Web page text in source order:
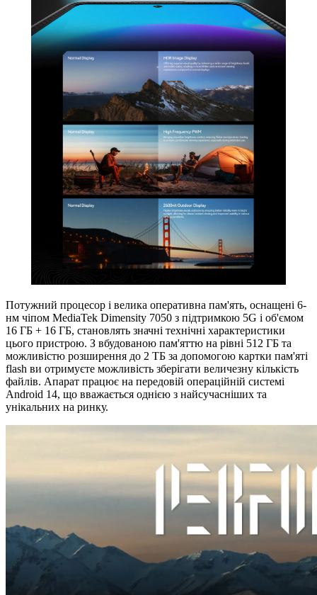
Потужний процесор і велика оперативна пам'ять, оснащені 6-
нм чіпом MediaTek Dimensity 7050 з підтримкою 5G і об'ємом
16 ГБ + 16 ГБ, становлять значні технічні характеристики
цього пристрою. З вбудованою пам'яттю на рівні 512 ГБ та
можливістю розширення до 2 ТБ за допомогою картки пам'яті
flash ви отримуєте можливість зберігати величезну кількість
файлів. Апарат працює на передовій операційній системі
Android 14, що вважається однією з найсучасніших та
унікальних на ринку.